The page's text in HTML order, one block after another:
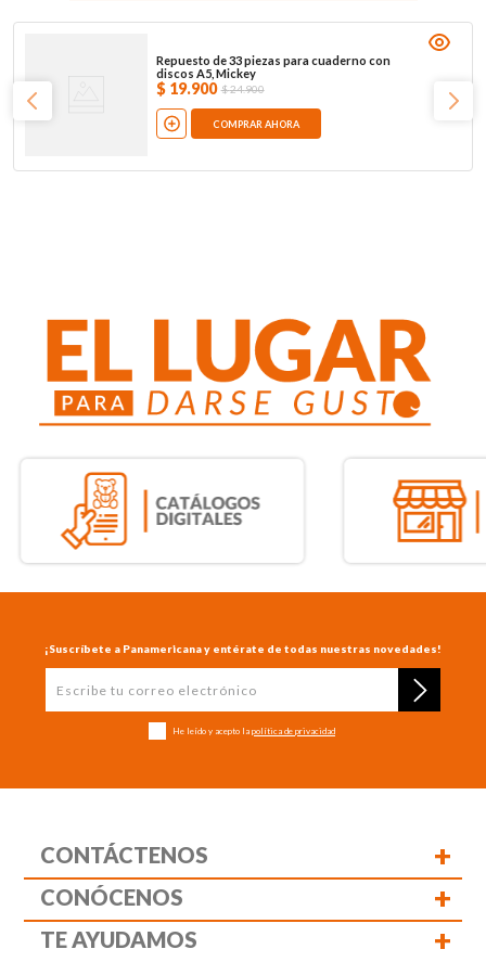
Repuesto de 33 piezas para cuaderno con
discos A5, Mickey
$ 19.900 $24.900
COMPRAR AHORA
¡Suscríbete a Panamericana y entérate de todas nuestras novedades!
He leído y acepto la política de privacidad
CONTÁCTENOS +
CONÓCENOS +
TE AYUDAMOS +